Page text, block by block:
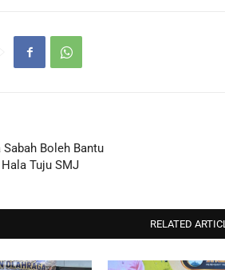
Boleh Bantu
Tuju SMJ
RELATED